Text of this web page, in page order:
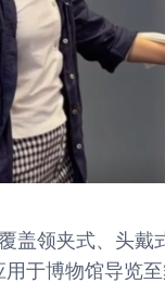
盖领夹式、头戴
于博物馆导览